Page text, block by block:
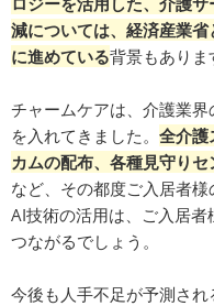
減については、経済産業
に進めている背景もありま
チャームケアは、介護業
を入れてきました。 全介護
カムの配布、各種見守り
など、その都度ご入居者様
AI技術の活用は、ご入居
つながるでしょう。
今後も人手不足が予測さ